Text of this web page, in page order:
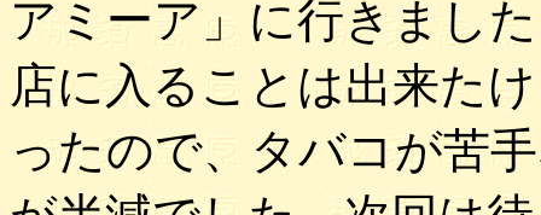
アミーア」に行きまし
店に入ることは出来た
ったので、タバコが苦